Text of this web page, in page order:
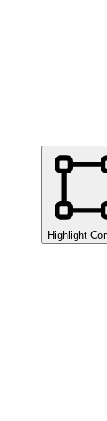
Highlight